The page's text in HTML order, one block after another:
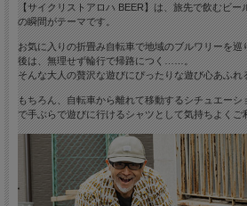
【サイクリストアロハ BEER】は、旅先で飲むビー
の瞬間がテーマです。
お気に入りの折畳み自転車で地域のブルワリーを
後は、無理せず輪行で帰路につく……。
そんな大人の贅沢な遊びにぴったりな遊び心あふれ
もちろん、自転車から離れて移動するシチュエー
で手ぶらで遊びに行けるシャツとして気持ちよくご